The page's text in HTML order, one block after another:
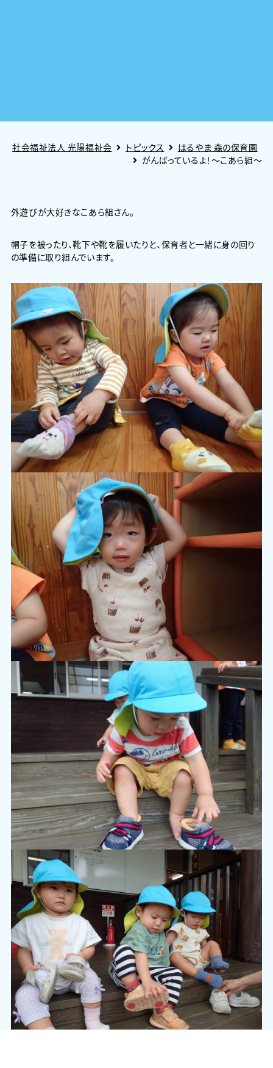
社会福祉法人 光陽福祉会 トピックス
はるやま 森の保育園
がんばっているよ！～こあら組～
外遊びが大好きなこあら組さん。
帽子を被ったり、靴下や靴を履いたりと、保育者と一緒に身の回り
の準備に取り組んでいます。